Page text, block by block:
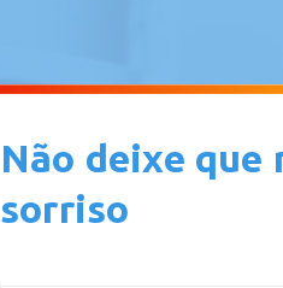
Não deixe que
sorriso